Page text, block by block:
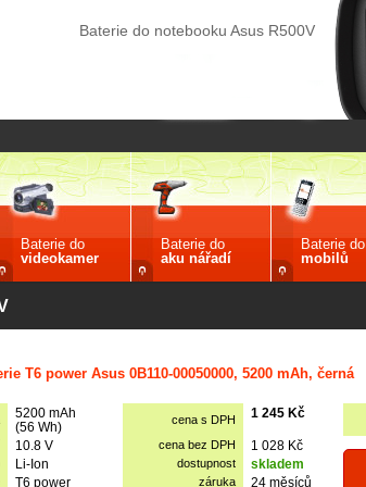
Baterie do notebooku Asus R500V
Baterie do
videokamer
Baterie do
aku nářadí
Baterie do
mobilů
T6 power Asus 0B110-00050000, 5200 mAh, černá
5200 mAh
(56 Wh)
cena s DPH 1 245 Kč
10.8 V cena bez DPH 1 028 Kč
Li-Ion dostupnost skladem
T6 power záruka 24 měsíců